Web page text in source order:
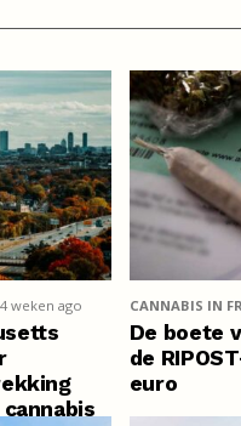
4 weken ago CANNABIS IN
De boete
de
euro